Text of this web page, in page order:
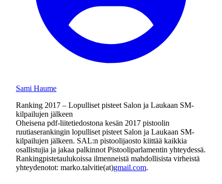
Sami Haume
Ranking 2017 – Lopulliset pisteet Salon ja Laukaan SM-
kilpailujen jälkeen
Oheisena pdf-liitetiedostona kesän 2017 pistoolin
ruutiaserankingin lopulliset pisteet Salon ja Laukaan SM-
kilpailujen jälkeen. SAL:n pistoolijaosto kiittää kaikkia
osallistujia ja jakaa palkinnot Pistooliparlamentin yhteydessä.
Rankingpistetaulukoissa ilmenneistä mahdollisista virheistä
yhteydenotot: marko.talvitie(at)gmail.com.